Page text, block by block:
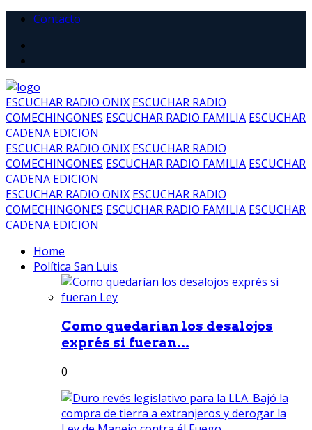
Contacto
ESCUCHAR RADIO ONIX ESCUCHAR RADIO
COMECHINGONES ESCUCHAR RADIO FAMILIA ESCUCHAR
CADENA EDICION
ESCUCHAR RADIO ONIX ESCUCHAR RADIO
COMECHINGONES ESCUCHAR RADIO FAMILIA ESCUCHAR
CADENA EDICION
ESCUCHAR RADIO ONIX ESCUCHAR RADIO
COMECHINGONES ESCUCHAR RADIO FAMILIA ESCUCHAR
CADENA EDICION
Home
Política San Luis
Como quedarían los desalojos
exprés si fueran...
0